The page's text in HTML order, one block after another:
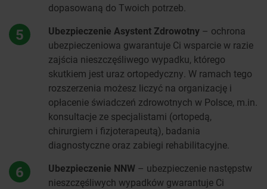
dopasowaną do Twoich potrzeb.
5 Ubezpieczenie Asystent Zdrowotny – ochrona
ubezpieczeniowa gwarantuje Ci wsparcie w razie
zajścia nieszczęśliwego wypadku, którego
skutkiem jest uraz ortopedyczny. W ramach tego
rozszerzenia możesz liczyć na organizację i
opłacenie świadczeń zdrowotnych w Polsce, m.in.
konsultacje ze specjalistami (ortopedą,
chirurgiem i fizjoterapeutą), badania
diagnostyczne oraz zabiegi rehabilitacyjne.
6 Ubezpieczenie NNW – ubezpieczenie następstw
nieszczęśliwych wypadków gwarantuje Ci